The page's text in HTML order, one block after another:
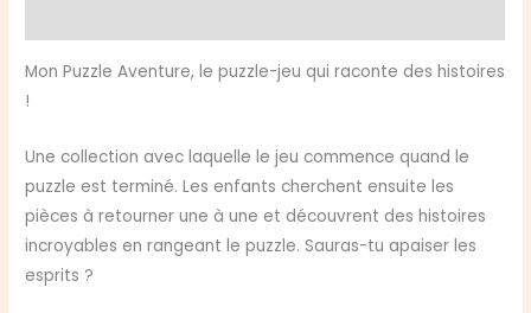
Mon Puzzle Aventure, le puzzle-jeu qui raconte des histoires
!
Une collection avec laquelle le jeu commence quand le
puzzle est terminé. Les enfants cherchent ensuite les
pièces à retourner une à une et découvrent des histoires
incroyables en rangeant le puzzle. Sauras-tu apaiser les
esprits ?